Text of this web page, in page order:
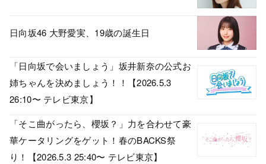
日向坂46 大野愛実、19歳の誕生日
「日向坂で会いましょう」坂井新奈の公式お
姉ちゃんを決めましょう！！【2026.5.3
26:10〜 テレビ東京】
「そこ曲がったら、櫻坂？」力を合わせて豪
華ケータリングをゲット！春のBACKS祭
り！【2026.5.3 25:40〜 テレビ東京】